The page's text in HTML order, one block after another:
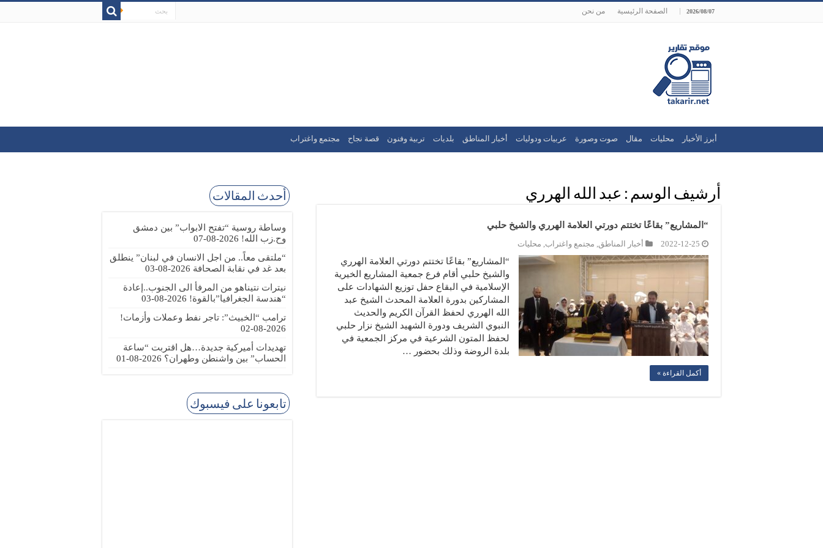
2026/08/07 الصفحة الرئيسية من نحن
أبرز الأخبار محليات مقال صوت وصورة عربيات ودوليات أخبار المناطق بلديات تربية وفنون قصة نجاح مجتمع واغتراب
أرشيف الوسم : عبد الله الهرري
“المشاريع” بقاعًا تختتم دورتي العلامة الهرري والشيخ حلبي
2022-12-25 أخبار المناطق, مجتمع واغتراب, محليات
“المشاريع” بقاعًا تختتم دورتي العلامة الهرري
والشيخ حلبي أقام فرع جمعية المشاريع الخيرية
الإسلامية في البقاع حفل توزيع الشهادات على
المشاركين بدورة العلامة المحدث الشيخ عبد
الله الهرري لحفظ القرآن الكريم والحديث
النبوي الشريف ودورة الشهيد الشيخ نزار حلبي
لحفظ المتون الشرعية في مركز الجمعية في
بلدة الروضة وذلك بحضور …
أكمل القراءة »
أحدث المقالات
وساطة روسية “تفتح الابواب” بين دمشق
وح.زب الله! 2026-08-07
“ملتقى معاً.. من اجل الانسان في لبنان” ينطلق
بعد غد في نقابة الصحافة 2026-08-03
نيترات نتيناهو من المرفأ الى الجنوب..إعادة
“هندسة الجغرافيا”بالقوة! 2026-08-03
ترامب “الخبيث”: تاجر نفط وعملات وأزمات!
2026-08-02
تهديدات أميركية جديدة…هل اقتربت “ساعة
الحساب” بين واشنطن وطهران؟ 2026-08-01
تابعونا على فيسبوك